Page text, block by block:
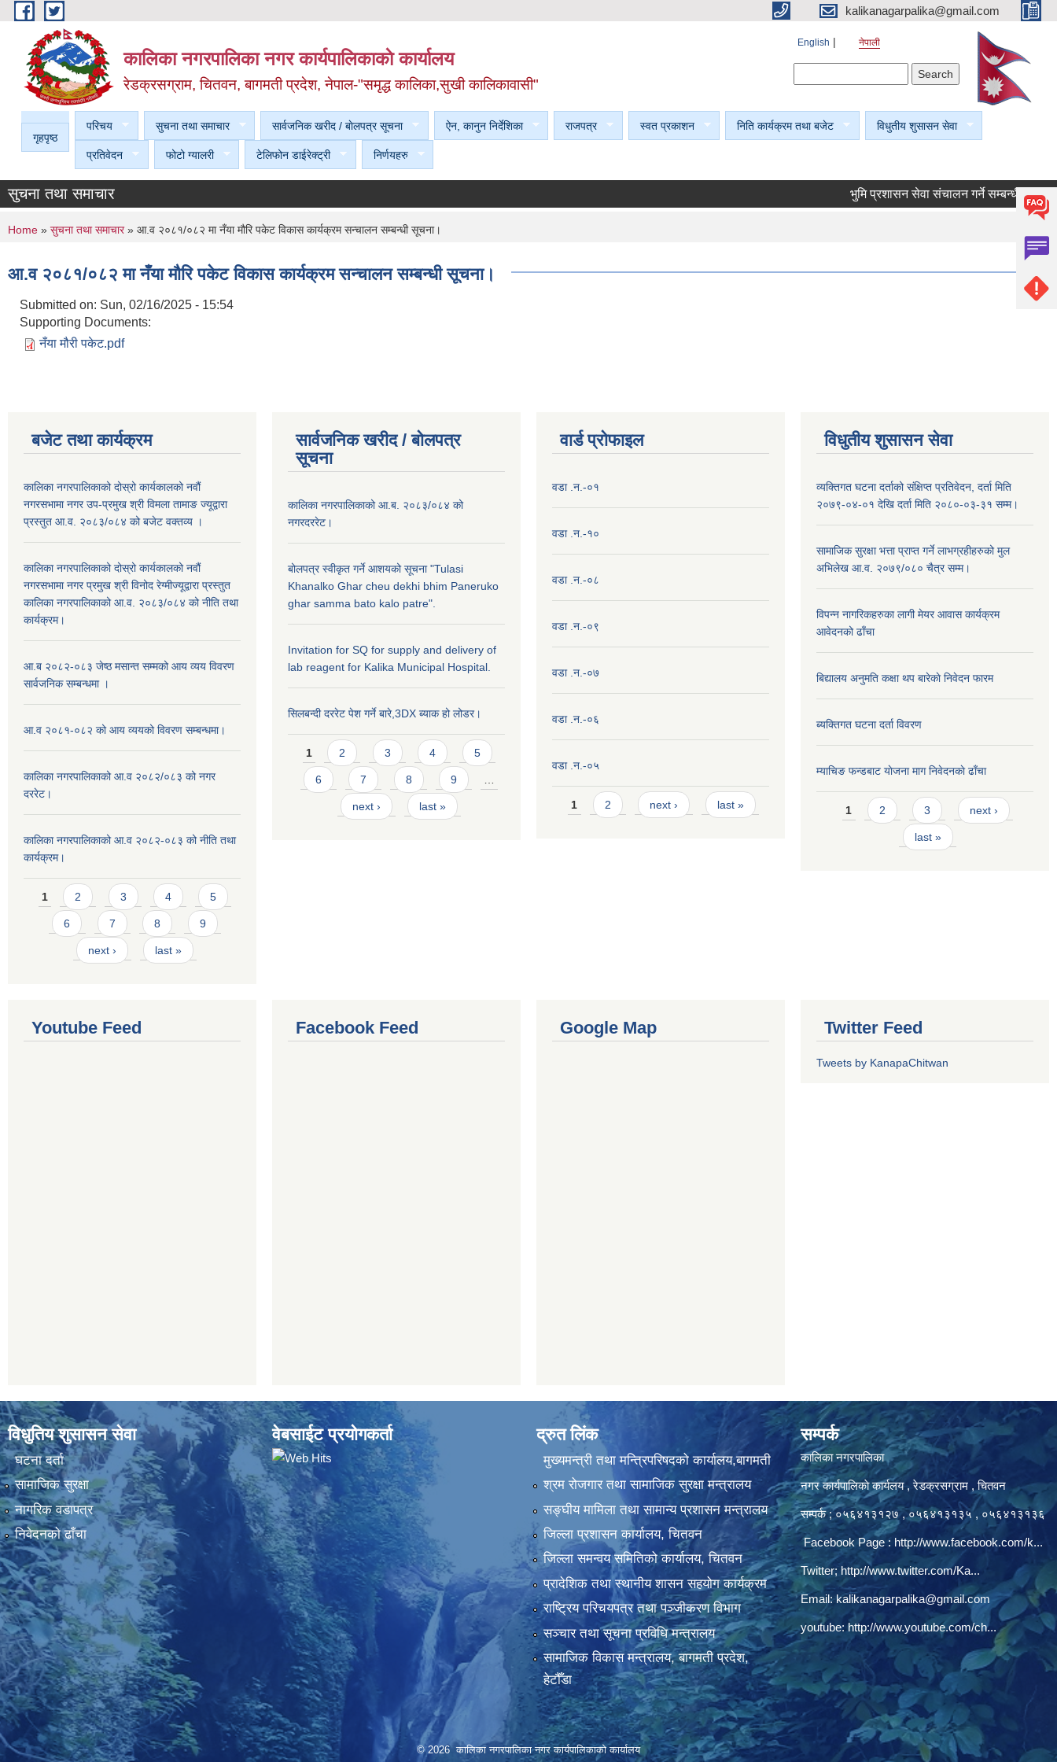
Skip to main content kalikanagarpalika@gmail.com
कालिका नगरपालिका नगर कार्यपालिकाकाे कार्यालय
रेडक्रसग्राम, चितवन, बागमती प्रदेश, नेपाल-"समृद्ध कालिका,सुखी कालिकावासी"
English नेपाली
गृहपृष्ठ
परिचय सुचना तथा समाचार सार्वजनिक खरीद / बाेलपत्र सूचना ऐन, कानुन निर्देशिका राजपत्र स्वत प्रकाशन निति कार्यक्रम तथा बजेट विधुतीय शुसासन सेवा
प्रतिवेदन फोटो ग्यालरी टेलिफोन डाईरेक्ट्री निर्णयहरु
सुचना तथा समाचार भुमि प्रशासन सेवा संचालन गर्ने सम्बन्धी सूचना।
You are here
Home » सुचना तथा समाचार» आ.व २०८१/०८२ मा नँया मौरि पकेट विकास कार्यक्रम सन्चालन सम्बन्धी सूचना।
आ.व २०८१/०८२ मा नँया मौरि पकेट विकास कार्यक्रम सन्चालन सम्बन्धी सूचना।
Submitted on: Sun, 02/16/2025 - 15:54
Supporting Documents:
नँया मौरी पकेट.pdf
बजेट तथा कार्यक्रम
कालिका नगरपालिकाको दोस्रो कार्यकालको नवौं
नगरसभामा नगर उप-प्रमुख श्री विमला तामाङ ज्यूद्वारा
प्रस्तुत आ.व. २०८३/०८४ को बजेट वक्तव्य ।
कालिका नगरपालिकाको दोस्रो कार्यकालको नवौं
नगरसभामा नगर प्रमुख श्री विनोद रेग्मीज्यूद्वारा प्रस्तुत
कालिका नगरपालिकाको आ.व. २०८३/०८४ को नीति तथा
कार्यक्रम।
आ.ब २०८२-०८३ जेष्ठ मसान्त सम्मको आय व्यय विवरण
सार्वजनिक सम्बन्धमा ।
आ.व २०८१-०८२ को आय व्ययको विवरण सम्बन्धमा।
कालिका नगरपालिकाको आ.व २०८२/०८३ को नगर
दररेट।
कालिका नगरपालिकाको आ.व २०८२-०८३ को नीति तथा
कार्यक्रम।
Pages
1 2 3 4 5
6 7 8 9
next › last »
सार्वजनिक खरीद / बाेलपत्र
सूचना
कालिका नगरपालिकाको आ.ब. २०८३/०८४ को
नगरदररेट।
बोलपत्र स्वीकृत गर्ने आशयको सूचना "Tulasi
Khanalko Ghar cheu dekhi bhim Paneruko
ghar samma bato kalo patre".
Invitation for SQ for supply and delivery of
lab reagent for Kalika Municipal Hospital.
सिलबन्दी दररेट पेश गर्ने बारे,3DX ब्याक हो लोडर।
Pages
1 2 3 4 5
6 7 8 9
next › last »
वार्ड प्राेफाइल
वडा .न.-०१
वडा .न.-१०
वडा .न.-०८
वडा .न.-०९
वडा .न.-०७
वडा .न.-०६
वडा .न.-०५
Pages
1 2 next › last »
विधुतीय शुसासन सेवा
व्यक्तिगत घटना दर्ताको संक्षिप्त प्रतिवेदन, दर्ता मिति
२०७९-०४-०१ देखि दर्ता मिति २०८०-०३-३१ सम्म।
सामाजिक सुरक्षा भत्ता प्राप्त गर्ने लाभग्रहीहरुको मुल
अभिलेख आ.व. २०७९/०८० चैत्र सम्म।
विपन्न नागरिकहरुका लागी मेयर आवास कार्यक्रम
आवेदनको ढाँचा
बिद्यालय अनुमति कक्षा थप बारेकाे निवेदन फारम
ब्यक्तिगत घटना दर्ता विवरण
म्याचिङ फन्डबाट याेजना माग निवेदनकाे ढाँचा
Pages
1 2 3 next ›
last »
Youtube Feed Facebook Feed Google Map Twitter Feed
Tweets by KanapaChitwan
विधुतिय शुसासन सेवा
घटना दर्ता
सामाजिक सुरक्षा
नागरिक वडापत्र
निवेदनकाे ढाँचा
वेबसाईट प्रयोगकर्ता द्रुत लिंक
मुख्यमन्त्री तथा मन्त्रिपरिषदको कार्यालय,बागमती
श्रम रोजगार तथा सामाजिक सुरक्षा मन्त्रालय
सङ्‍घीय मामिला तथा सामान्य प्रशासन मन्त्रालय
जिल्ला प्रशासन कार्यालय, चितवन
जिल्ला समन्वय समितिको कार्यालय, चितवन
प्रादेशिक तथा स्थानीय शासन सहयोग कार्यक्रम
राष्ट्रिय परिचयपत्र तथा पञ्‍जीकरण विभाग
सञ्‍चार तथा सूचना प्रविधि मन्त्रालय
सामाजिक विकास मन्त्रालय, बागमती प्रदेश,
हेटौँडा
सम्पर्क
कालिका नगरपालिका
नगर कार्यपालिकाे कार्यलय‍ , रेडक्रसग्राम , चितवन
सम्पर्क ; ०५६४१३१२७ , ०५६४१३१३५ , ०५६४१३१३६
Facebook Page : http://www.facebook.com/k...
Twitter; http://www.twitter.com/Ka...
Email:kalikanagarpalika@gmail.com
youtube: http://www.youtube.com/ch...
© 2026 कालिका नगरपालिका नगर कार्यपालिकाकाे कार्यालय